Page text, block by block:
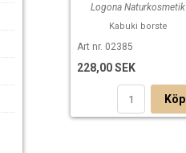
Logona Naturkosmetik
Kabuki borste
Art nr. 02385
228,00 SEK
Köp